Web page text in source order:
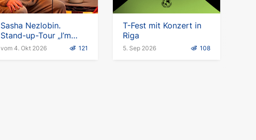
Sasha Nezlobin.
Stand-up-Tour „I’m
fine“ auf Englisch
vom 4. Okt 2026 121
T-Fest mit Konzert in
Riga
5. Sep 2026 108